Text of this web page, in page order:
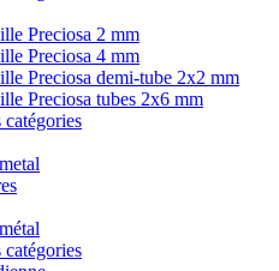
Preciosa 2 mm
Preciosa 4 mm
Preciosa demi-tube 2x2 mm
Preciosa tubes 2x6 mm